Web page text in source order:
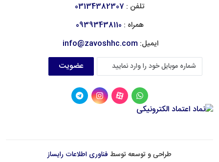
تلفن : 03134382307
همراه : 09393438110
ایمیل: info@zavoshhc.com
عضویت
طراحی و توسعه توسط فناوری اطلاعات رایساز